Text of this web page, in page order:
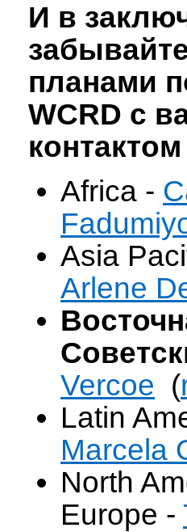
И в
планами
WCRD с
Africa -
Asia
Arlene
Vercoe (
Latin
Marcela
North
Europe -